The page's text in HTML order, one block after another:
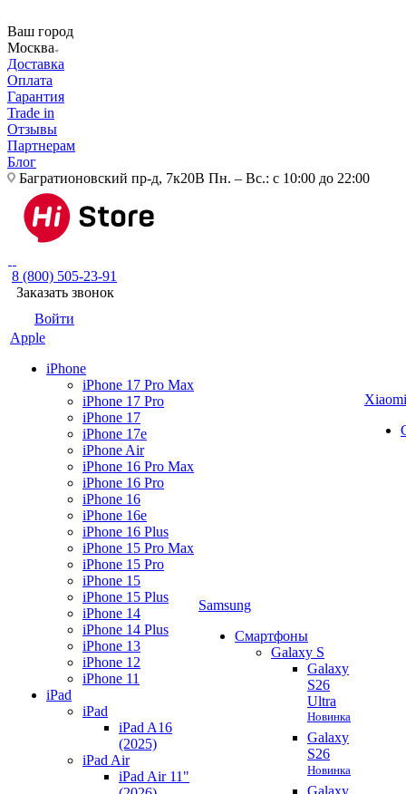
Ваш город
Москва
Доставка
Оплата
Гарантия
Trade in
Отзывы
Партнерам
Блог
Багратионовский пр-д, 7к20В Пн. – Вс.: с 10:00 до 22:00
8 (800) 505-23-91
Заказать звонок
Войти
Apple
iPhone
iPhone 17 Pro Max
iPhone 17 Pro
iPhone 17
iPhone 17e
iPhone Air
iPhone 16 Pro Max
iPhone 16 Pro
iPhone 16
iPhone 16e
iPhone 16 Plus
iPhone 15 Pro Max
iPhone 15 Pro
iPhone 15
iPhone 15 Plus
iPhone 14
iPhone 14 Plus
iPhone 13
iPhone 12
iPhone 11
iPad
iPad
iPad A16
(2025)
iPad Air
iPad Air 11"
Samsung
Смартфоны
Galaxy S
Galaxy
S26
Ultra
Новинка
Galaxy
S26
Новинка
Galaxy
Xiaomi